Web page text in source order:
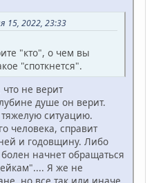
15, 2022, 23:33
"кто", о чем вы
"споткнется".
что не верит
душе он верит.
ситуацию.
человека, справит
и годовщину. Либо
начнет обращаться
Я же не